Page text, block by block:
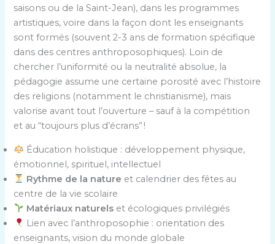
saisons ou de la Saint-Jean), dans les programmes
artistiques, voire dans la façon dont les enseignants
sont formés (souvent 2-3 ans de formation spécifique
dans des centres anthroposophiques). Loin de
chercher l’uniformité ou la neutralité absolue, la
pédagogie assume une certaine porosité avec l’histoire
des religions (notamment le christianisme), mais
valorise avant tout l’ouverture – sauf à la compétition
et au “toujours plus d’écrans” !
Éducation holistique : développement physique,
émotionnel, spirituel, intellectuel
Rythme de la nature et calendrier des fêtes au
centre de la vie scolaire
Matériaux naturels et écologiques privilégiés
Lien avec l’anthroposophie : orientation des
enseignants, vision du monde globale